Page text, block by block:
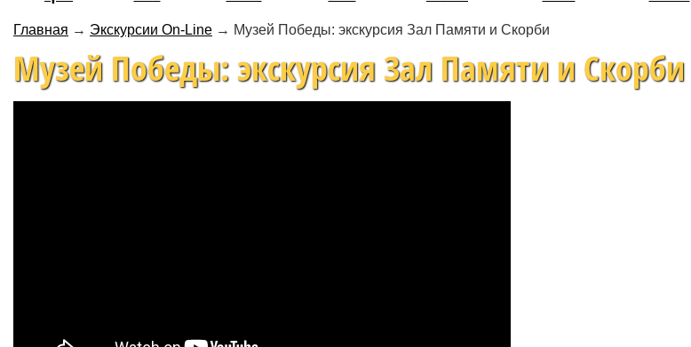
Главная → Экскурсии On-Line → Музей Победы: экскурсия Зал Памяти и Скорби
Музей Победы: экскурсия Зал Памяти и Скорби